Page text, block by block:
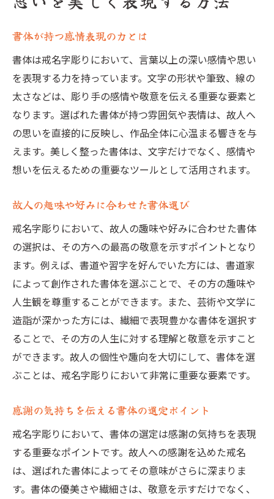
書体が持つ感情表現の力とは
書体は戒名字彫りにおいて、言葉以上の深い感情や思い
を表現する力を持っています。文字の形状や筆致、線の
太さなどは、彫り手の感情や敬意を伝える重要な要素と
なります。選ばれた書体が持つ雰囲気や表情は、故人へ
の思いを直接的に反映し、作品全体に心温まる響きを与
えます。美しく整った書体は、文字だけでなく、感情や
想いを伝えるための重要なツールとして活用されます。
故人の趣味や好みに合わせた書体選び
戒名字彫りにおいて、故人の趣味や好みに合わせた書体
の選択は、その方への最高の敬意を示すポイントとなり
ます。例えば、書道や習字を好んでいた方には、書道家
によって創作された書体を選ぶことで、その方の趣味や
人生観を尊重することができます。また、芸術や文学に
造詣が深かった方には、繊細で表現豊かな書体を選択す
ることで、その方の人生に対する理解と敬意を示すこと
ができます。故人の個性や趣向を大切にして、書体を選
ぶことは、戒名字彫りにおいて非常に重要な要素です。
感謝の気持ちを伝える書体の選定ポイント
戒名字彫りにおいて、書体の選定は感謝の気持ちを表現
する重要なポイントです。故人への感謝を込めた戒名
は、選ばれた書体によってその意味がさらに深まりま
す。書体の優美さや繊細さは、敬意を示すだけでなく、